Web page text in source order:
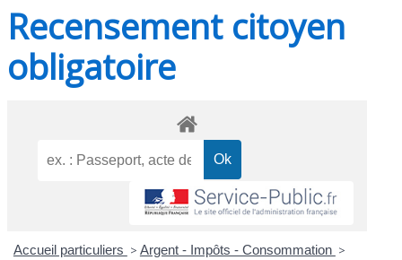
Recensement citoyen
obligatoire
Accueil particuliers > Argent - Impôts - Consommation >